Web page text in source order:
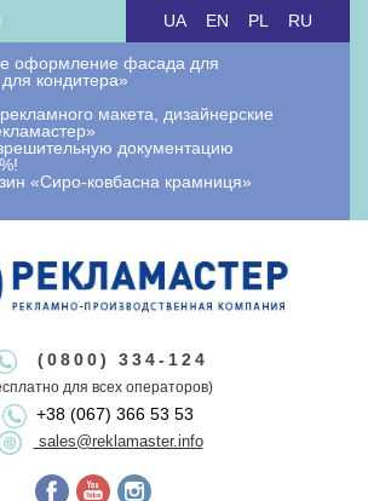
оформление фасада для
кондитера»
макета, дизайнерские
документацию
«Сиро-ковбасна крамниця»
UA EN PL RU
зовнішньої реклами, рекламні
об'ємні букви, виносна реклама, штендери.
будь якої складності. Виготовляємо
під ключ. Оформлення документації та
на зовнішню рекламу.
(0800) 334-124
для всех операторов)
+38 (067) 366 53 53
sales@reklamaster.info